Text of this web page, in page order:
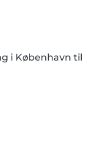
i København til